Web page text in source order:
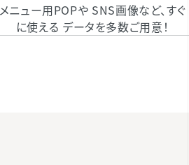
メニュー用POPや SNS画像など、すぐ
に使える データを多数ご用意！